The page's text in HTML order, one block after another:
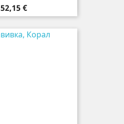
Цена
52,15 €